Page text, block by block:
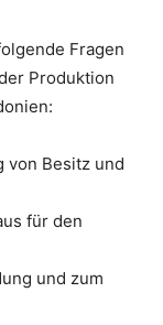
Fragen
Produktion
von Besitz und
für den
und zum